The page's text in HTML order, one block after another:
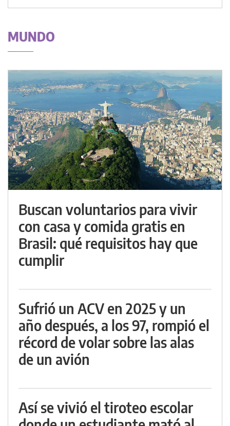
MUNDO
Buscan voluntarios para vivir
con casa y comida gratis en
Brasil: qué requisitos hay que
cumplir
Sufrió un ACV en 2025 y un
año después, a los 97, rompió el
récord de volar sobre las alas
de un avión
Así se vivió el tiroteo escolar